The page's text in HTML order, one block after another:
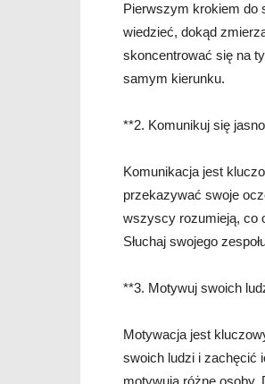
Pierwszym krokiem do
wiedzieć, dokąd
skoncentrować się na
samym kierunku.
**2. Komunikuj się
Komunikacja jest
przekazywać swoje
wszyscy rozumieją, co
Słuchaj swojego
**3. Motywuj swoich
Motywacja jest
swoich ludzi i zachęcić
motywują różne osoby.